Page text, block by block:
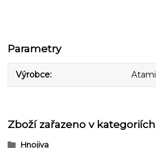
Parametry
Výrobce Atami
Zboží zařazeno v kategoriích
Hnojiva